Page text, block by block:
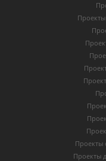
Проекты
Проекты
Проекты